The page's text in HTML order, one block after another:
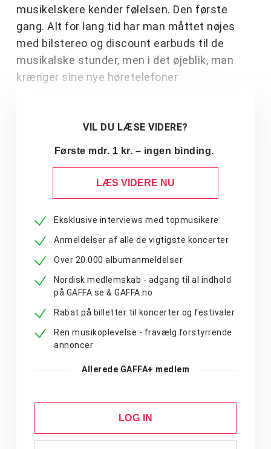
musikelskere kender følelsen. Den første
gang. Alt for lang tid har man måttet nøjes
med bilstereo og discount earbuds til de
musikalske stunder, men i det øjeblik, man
krænger sine nye høretelefoner
VIL DU LÆSE VIDERE?
Første mdr. 1 kr. – ingen binding.
LÆS VIDERE NU
Eksklusive interviews med topmusikere
Anmeldelser af alle de vigtigste koncerter
Over 20.000 albumanmeldelser
Nordisk medlemskab - adgang til al indhold
på GAFFA.se & GAFFA.no
Rabat på billetter til koncerter og festivaler
Ren musikoplevelse - fravælg forstyrrende
annoncer
Allerede GAFFA+ medlem
LOG IN